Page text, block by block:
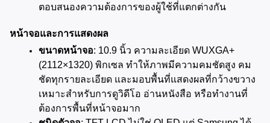
ตอบสนองความต้องการของผู้ใช้ที่แตกต่างกัน
หน้าจอและการแสดงผล
ขนาดหน้าจอ: 10.9 นิ้ว ความละเอียด WUXGA+
(2112×1320) พิกเซล ทำให้ภาพมีความคมชัดสูง คม
ชัดทุกรายละเอียด และมอบพื้นที่แสดงผลที่กว้างขวาง
เหมาะสำหรับการดูวิดีโอ อ่านหนังสือ หรือทำงานที่
ต้องการพื้นที่หน้าจอมาก